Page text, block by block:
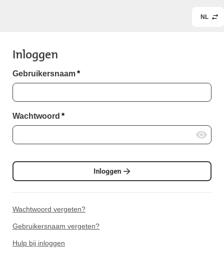
NL
Inloggen
Gebruikersnaam*
Wachtwoord *
Inloggen
Wachtwoord vergeten?
Gebruikersnaam vergeten?
Hulp bij inloggen